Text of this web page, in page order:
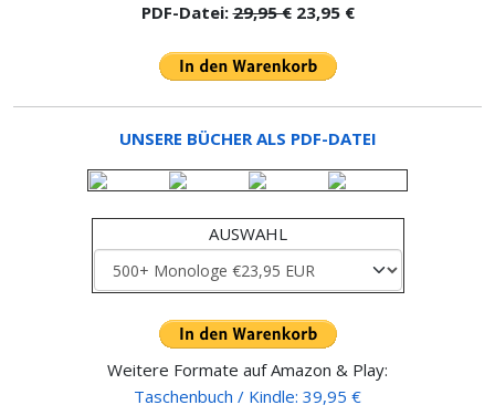
PDF-Datei:29,95 €23,95 €
UNSERE BÜCHER ALS PDF-DATEI
AUSWAHL
Weitere Formate auf Amazon & Play:
Taschenbuch / Kindle: 39,95 €